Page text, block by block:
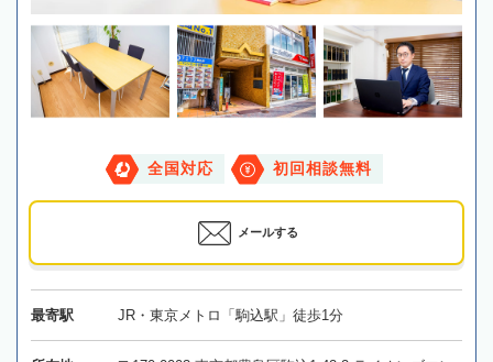
全国対応 初回相談無料
メールする
最寄駅 JR・東京メトロ「駒込駅」徒歩1分